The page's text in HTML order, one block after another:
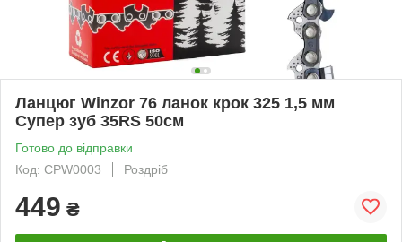
Ланцюг Winzor 76 ланок крок 325 1,5 мм
Супер зуб 35RS 50см
Готово до відправки
Код: CPW0003
Роздріб
449 ₴